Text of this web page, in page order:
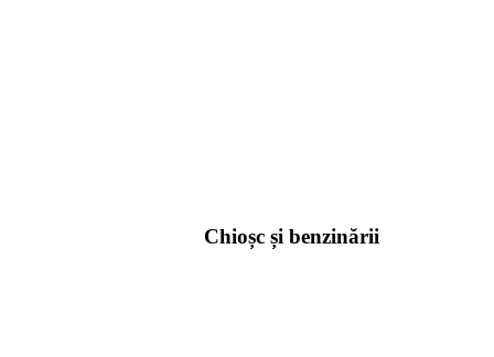
Chioșc și benzinării